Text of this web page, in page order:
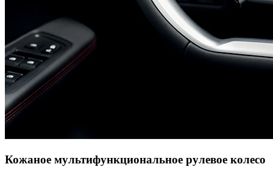
Кожаное мультифункциональное рулевое колесо